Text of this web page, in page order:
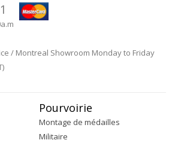
/ Montreal Showroom Monday to Friday
Pourvoirie
Montage de médailles
Militaire